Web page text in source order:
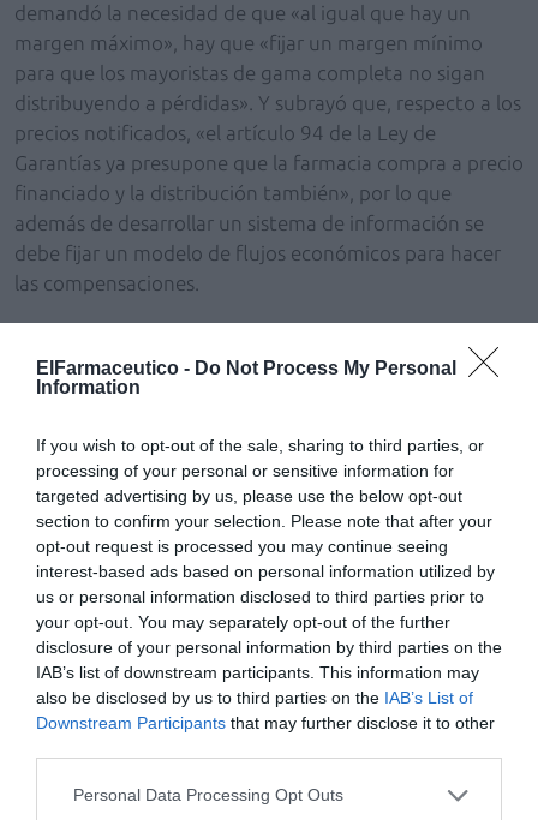
ElFarmaceutico - Do Not Process My Personal
Information
If you wish to opt-out of the sale, sharing to third parties, or
processing of your personal or sensitive information for
targeted advertising by us, please use the below opt-out
section to confirm your selection. Please note that after your
opt-out request is processed you may continue seeing
interest-based ads based on personal information utilized by
us or personal information disclosed to third parties prior to
your opt-out. You may separately opt-out of the further
disclosure of your personal information by third parties on the
IAB’s list of downstream participants. This information may
also be disclosed by us to third parties on the IAB’s List of
Downstream Participants that may further disclose it to other
Personal Data Processing Opt Outs
demandó la necesidad de que «al igual que hay un
margen máximo», hay que «fijar un margen mínimo
para que los mayoristas de gama completa no sigan
distribuyendo a pérdidas». Y subrayó que, respecto a los
precios notificados, «el artículo 94 de la Ley de
Garantías ya presupone que la farmacia compra a precio
financiado y la distribución también», por lo que
además de desarrollar un sistema de información se
debe fijar un modelo de flujos económicos para hacer
las compensaciones.
En el transcurso de la mesa de debate González
también abordó aspectos como la necesidad de señalar
de distribuidores de gama completa que se agrupan en
FEDIFAR y que realizan prácticas ilegales de
distribución. Sobre este particular, el presidente de
FEDIFAR precisó que además del establecimiento de un
sistema de información que englobase a la industria, la
distribución y las oficinas de farmacia para detectar
estas prácticas, habría que empezar por revisar las
licencias. «Desde 2004 FEDIFAR denuncia que se han
abierto numerosos almacenes que no sabíamos a qué
se dedican. Ahora mismo hay más de 350 almacenes,
160 pertenecen a empresas asociadas a FEDIFAR, que
representa el 97% del mercado. ¿A qué se dedican las